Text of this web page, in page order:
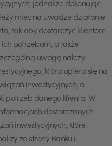
jednakże dokonując
mieć na uwadze działanie
tak aby dostarczyć klientom
potrzebom, a także
uwagę należy
która opiera się na
inwestycyjnych, a
potrzeb danego klienta. W
dostarczanych
inwestycyjnych, które
ze strony Banku i